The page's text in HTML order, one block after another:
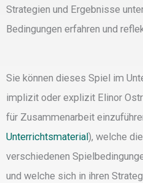
Strategien und Ergebnisse
Bedingungen erfahren und
Sie können dieses Spiel im
implizit oder explizit Elinor
für Zusammenarbeit
Unterrichtsmaterial ), welche
verschiedenen
und welche sich in ihren